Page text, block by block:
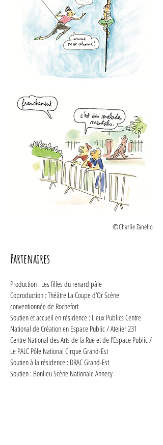
©Charlie Zanello
Partenaires
Production : Les filles du renard pâle
Coproduction : Théâtre La Coupe d’Or Scène
conventionnée de Rochefort
Soutien et accueil en résidence : Lieux Publics Centre
National de Création en Espace Public / Atelier 231
Centre National des Arts de la Rue et de l’Espace Public /
Le PALC Pôle National Cirque Grand-Est
Soutien à la résidence : DRAC Grand-Est
Soutien : Bonlieu Scène Nationale Annecy